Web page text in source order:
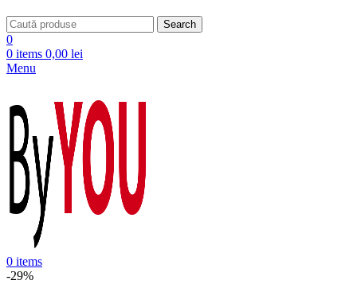
Search
0
0 items 0,00 lei
Menu
0 items
-29%